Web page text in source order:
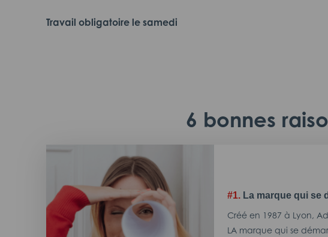
Travail obligatoire le samedi
6 bonnes
#1. La marque qui se
Créé en 1987 à Lyon,
LA marque qui se